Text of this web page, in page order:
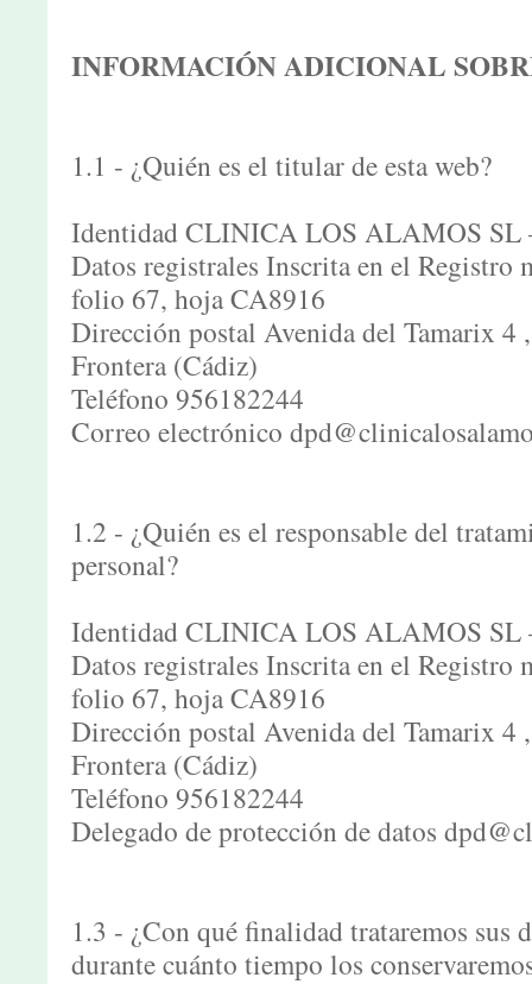
INFORMACIÓN ADICIONAL
1.1 - ¿Quién es el titular de esta web?
Identidad CLINICA LOS ALAMOS SL
Datos registrales Inscrita en el Registro
folio 67, hoja CA8916
Dirección postal Avenida del Tamarix 4
Frontera (Cádiz)
Teléfono 956182244
Correo electrónico
1.2 - ¿Quién es el responsable del
personal?
Identidad CLINICA LOS ALAMOS SL
Datos registrales Inscrita en el Registro
folio 67, hoja CA8916
Dirección postal Avenida del Tamarix 4
Frontera (Cádiz)
Teléfono 956182244
Delegado de protección de datos
1.3 - ¿Con qué finalidad trataremos sus
durante cuánto tiempo los